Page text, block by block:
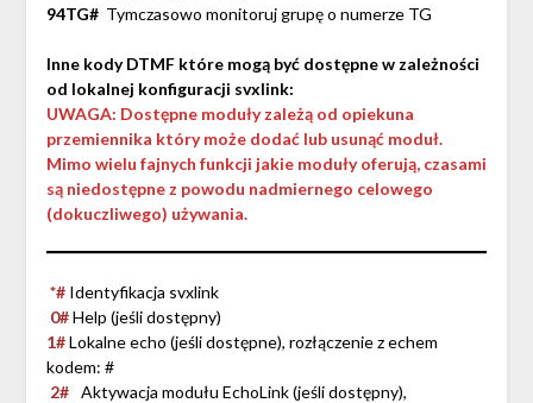
94TG#Tymczasowo monitoruj grupę o numerze TG
Inne kody DTMF które mogą być dostępne w zależności
od lokalnej konfiguracji svxlink:
UWAGA: Dostępne moduły zależą od opiekuna
przemiennika który może dodać lub usunąć moduł.
Mimo wielu fajnych funkcji jakie moduły oferują, czasami
są niedostępne z powodu nadmiernego celowego
(dokuczliwego) używania.
*#Identyfikacja svxlink
0#Help (jeśli dostępny)
1#Lokalne echo (jeśli dostępne), rozłączenie z echem
kodem: #
2#
Aktywacja modułu EchoLink (jeśli dostępny),